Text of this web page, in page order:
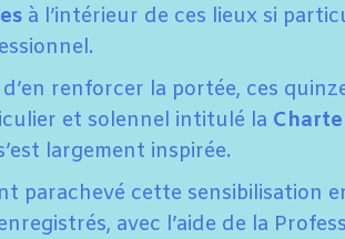
à l’intérieur de ces lieux si
renforcer la portée, ces
et solennel intitulé la
largement inspirée.
parachevé cette sensibilisation
avec l’aide de la